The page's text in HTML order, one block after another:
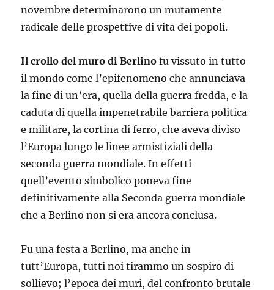
novembre determinarono un mutamente
radicale delle prospettive di vita dei popoli.
Il crollo del muro di Berlino fu vissuto in tutto
il mondo come l’epifenomeno che annunciava
la fine di un’era, quella della guerra fredda, e la
caduta di quella impenetrabile barriera politica
e militare, la cortina di ferro, che aveva diviso
l’Europa lungo le linee armistiziali della
seconda guerra mondiale. In effetti
quell’evento simbolico poneva fine
definitivamente alla Seconda guerra mondiale
che a Berlino non si era ancora conclusa.
Fu una festa a Berlino, ma anche in
tutt’Europa, tutti noi tirammo un sospiro di
sollievo; l’epoca dei muri, del confronto brutale